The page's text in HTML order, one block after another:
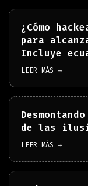
¿Cómo
para
Incluye
LEER MÁS →
de las
LEER MÁS →